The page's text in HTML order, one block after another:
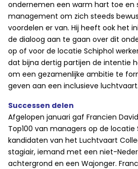
ondernemen een warm hart toe en
management om zich steeds
voordelen er van. Hij heeft ook het
de dialoog aan te gaan over dit
op of voor de locatie Schiphol
dat bijna dertig partijen de intentie
om een gezamenlijke ambitie te
geven aan een inclusieve luchtvaart.
Successen delen
Afgelopen januari gaf Francien
Top100 van managers op de locatie
kandidaten van het Luchtvaart
stagiair, iemand met een niet-
achtergrond en een Wajonger.